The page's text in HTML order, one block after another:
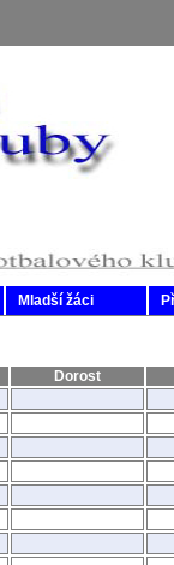
Mladší žáci
Dorost